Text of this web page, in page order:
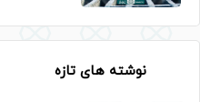
نوشته های تازه